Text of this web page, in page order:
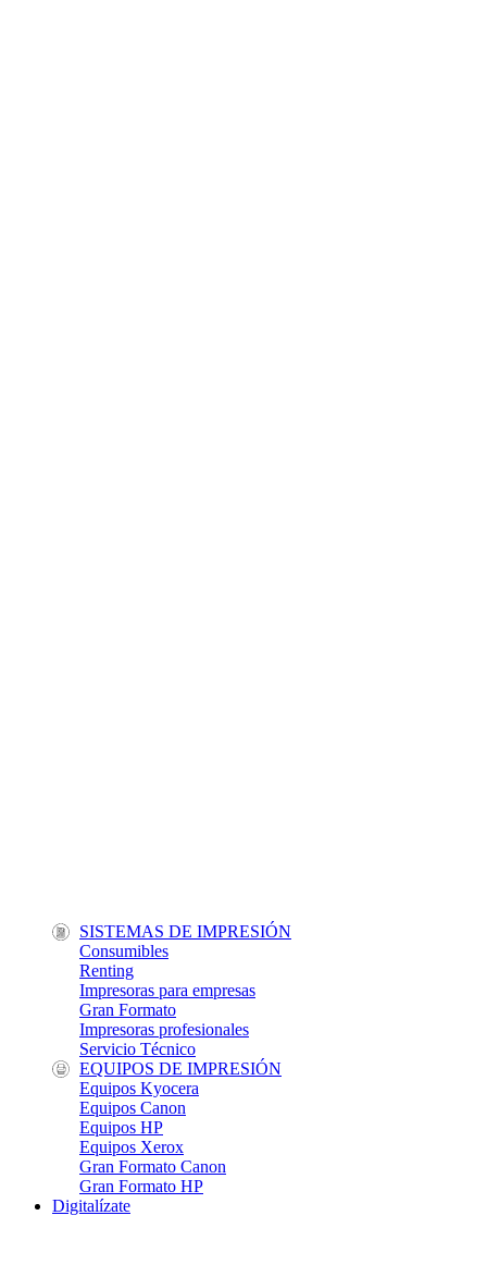
SISTEMAS DE IMPRESIÓN
Consumibles
Renting
Impresoras para empresas
Gran Formato
Impresoras profesionales
Servicio Técnico
EQUIPOS DE IMPRESIÓN
Equipos Kyocera
Equipos Canon
Equipos HP
Equipos Xerox
Gran Formato Canon
Gran Formato HP
Digitalízate